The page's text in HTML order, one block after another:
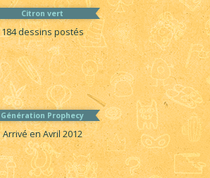
Citron vert
184 dessins postés
Génération Prophecy
Arrivé en Avril 2012